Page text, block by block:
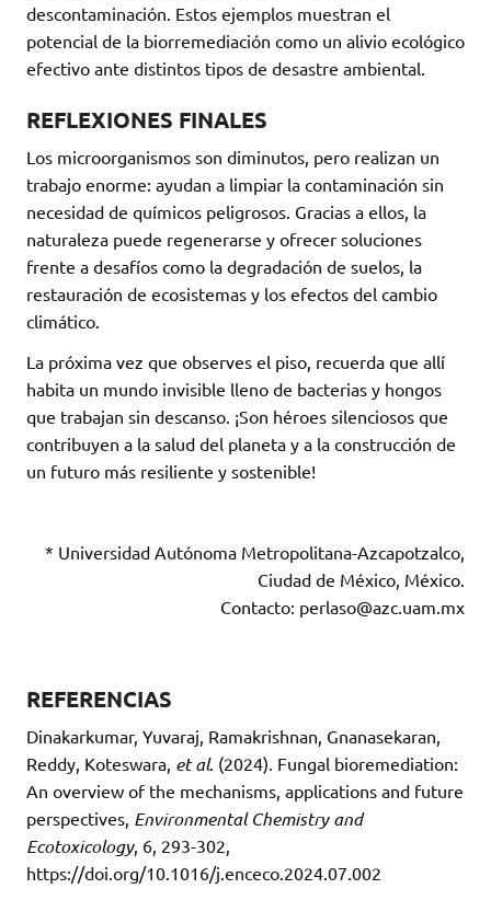
descontaminación. Estos ejemplos muestran el
potencial de la biorremediación como un alivio ecológico
efectivo ante distintos tipos de desastre ambiental.
REFLEXIONES FINALES
Los microorganismos son diminutos, pero realizan un
trabajo enorme: ayudan a limpiar la contaminación sin
necesidad de químicos peligrosos. Gracias a ellos, la
naturaleza puede regenerarse y ofrecer soluciones
frente a desafíos como la degradación de suelos, la
restauración de ecosistemas y los efectos del cambio
climático.
La próxima vez que observes el piso, recuerda que allí
habita un mundo invisible lleno de bacterias y hongos
que trabajan sin descanso. ¡Son héroes silenciosos que
contribuyen a la salud del planeta y a la construcción de
un futuro más resiliente y sostenible!
* Universidad Autónoma Metropolitana-Azcapotzalco,
Ciudad de México, México.
Contacto: perlaso@azc.uam.mx
REFERENCIAS
Dinakarkumar, Yuvaraj, Ramakrishnan, Gnanasekaran,
Reddy, Koteswara, et al. (2024). Fungal bioremediation:
An overview of the mechanisms, applications and future
perspectives, Environmental Chemistry and
Ecotoxicology, 6, 293-302,
https://doi.org/10.1016/j.enceco.2024.07.002